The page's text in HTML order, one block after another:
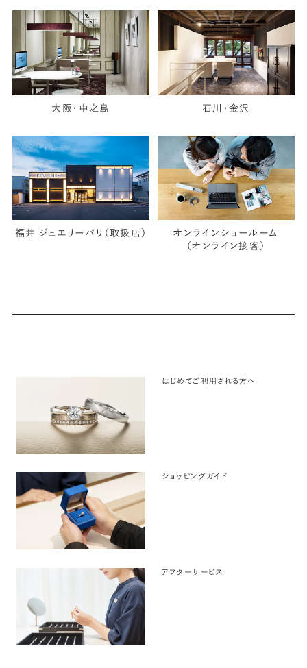
大阪・中之島 石川・金沢
福井 ジュエリーパリ（取扱店）
オンラインショールーム
（オンライン接客）
はじめてご利用される方へ
ショッピングガイド
アフターサービス